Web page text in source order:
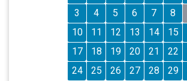
3
4 5 6 7 8
10
11 12 13 14 15
17
18 19 20 21 22
24
25 26 27 28 29